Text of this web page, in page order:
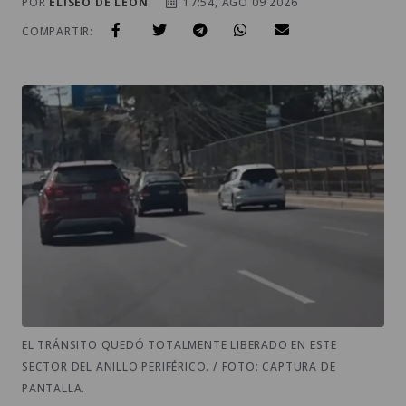
COMPARTIR:
EL TRÁNSITO QUEDÓ TOTALMENTE LIBERADO EN ESTE
SECTOR DEL ANILLO PERIFÉRICO. / FOTO: CAPTURA DE
PANTALLA.